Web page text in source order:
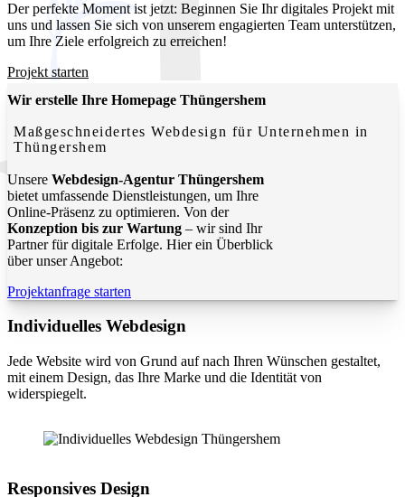
Der perfekte Moment ist jetzt: Beginnen Sie Ihr digitales Projekt mit
uns und lassen Sie sich von unserem engagierten Team unterstützen,
um Ihre Ziele erfolgreich zu erreichen!
Projekt starten
Wir erstelle Ihre Homepage Thüngershem
Maßgeschneidertes Webdesign für Unternehmen in
Thüngershem
Unsere Webdesign-Agentur Thüngershem
bietet umfassende Dienstleistungen, um Ihre
Online-Präsenz zu optimieren. Von der
Konzeption bis zur Wartung – wir sind Ihr
Partner für digitale Erfolge. Hier ein Überblick
über unser Angebot:
Projektanfrage starten
Individuelles Webdesign
Jede Website wird von Grund auf nach Ihren Wünschen gestaltet,
mit einem Design, das Ihre Marke und die Identität von
widerspiegelt.
Responsives Design